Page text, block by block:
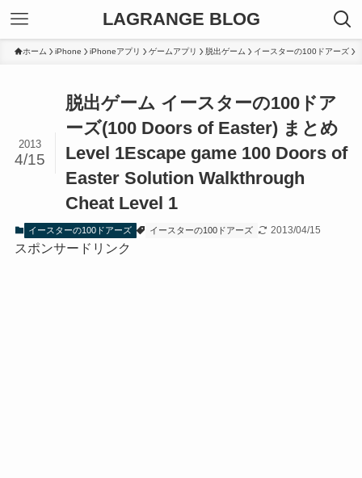
LAGRANGE BLOG
ホーム iPhone iPhoneアプリ ゲームアプリ 脱出ゲーム イースターの100ドアーズ
脱出ゲーム イースターの100ドア
ーズ(100 Doors of Easter) まとめ
Level 1Escape game 100 Doors of
Easter Solution Walkthrough
Cheat Level 1
2013
4/15
イースターの100ドアーズ イースターの100ドアーズ 2013/04/15
スポンサードリンク